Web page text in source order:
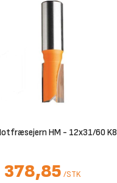
HM - 12x31/60 K8
378,85 /STK